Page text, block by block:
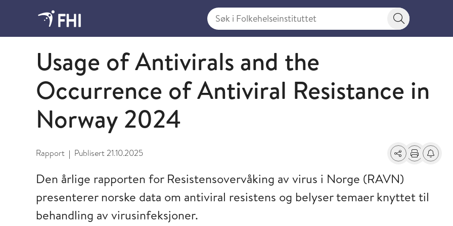
Søk i Folkehelseinstituttet
Søkeknapp
2025 - publikasjoner fra FHI
Usage of Antivirals and the
Occurrence of Antiviral Resistance in
Norway 2024
Rapport | Publisert21.10.2025 Del Skriv ut
Få
Den årlige rapporten for Resistensovervåking av virus i Norge (RAVN)
presenterer norske data om antiviral resistens og belyser temaer knyttet til
behandling av virusinfeksjoner.